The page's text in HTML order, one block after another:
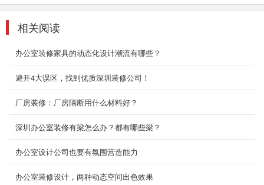
相关阅读
办公室装修家具的动态化设计潮流有哪些？
避开4大误区，找到优质深圳装修公司！
厂房装修：厂房隔断用什么材料好？
深圳办公室装修有梁怎么办？都有哪些梁？
办公室设计公司也要有氛围营造能力
办公室装修设计，两种动态空间出色效果
科技办公厂房装修
大数据，机器人，外太空，探秘火星，未来在向
我们招手，科技智能型企业的发展也是一日比
一...
2018-07-30
室内装修设计_贝特尔办公室
从入口进入之后，首先有服务视野良好的休闲